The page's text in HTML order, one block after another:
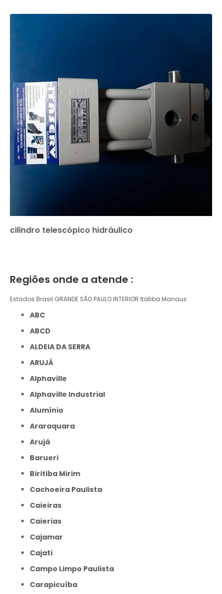
cilindro telescópico hidráulico
Regiões onde a atende :
Estados Brasil GRANDE SÃO PAULO INTERIOR Itatiba Manaus
ABC
ABCD
ALDEIA DA SERRA
ARUJÁ
Alphaville
Alphaville Industrial
Alumínio
Araraquara
Arujá
Barueri
Biritiba Mirim
Cachoeira Paulista
Caieiras
Caierias
Cajamar
Cajati
Campo Limpo Paulista
Carapicuíba